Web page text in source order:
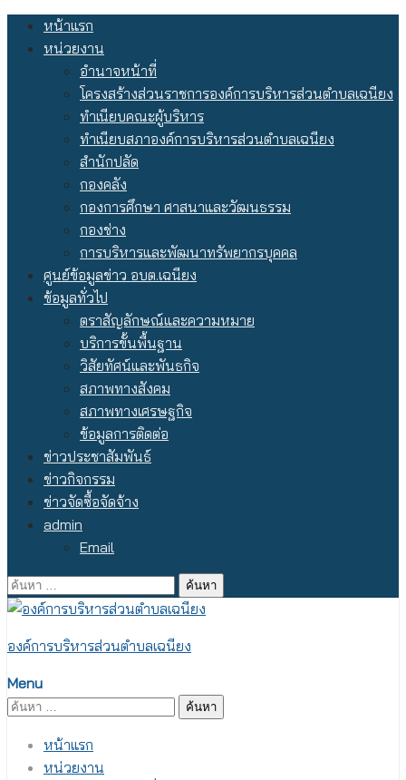
Skip หน้าแรก
หน่วยงาน
อำนาจหน้าที่
โครงสร้างส่วนราชการองค์การบริหารส่วนตำบลเฉนียง
ทำเนียบคณะผู้บริหาร
ทำเนียบสภาองค์การบริหารส่วนตำบลเฉนียง
สำนักปลัด
กองคลัง
กองการศึกษา ศาสนาและวัฒนธรรม
กองช่าง
การบริหารและพัฒนาทรัพยากรบุคคล
ศูนย์ข้อมูลข่าว อบต.เฉนียง
ข้อมูลทั่วไป
ตราสัญลักษณ์และความหมาย
บริการขั้นพื้นฐาน
วิสัยทัศน์และพันธกิจ
สภาพทางสังคม
สภาพทางเศรษฐกิจ
ข้อมูลการติดต่อ
ข่าวประชาสัมพันธ์
ข่าวกิจกรรม
ข่าวจัดซื้อจัดจ้าง
admin
Email
ค้นหา
สำหรับ:
องค์การบริหารส่วนตำบลเฉนียง
Menu
ค้นหา
หน้าแรก
หน่วยงาน